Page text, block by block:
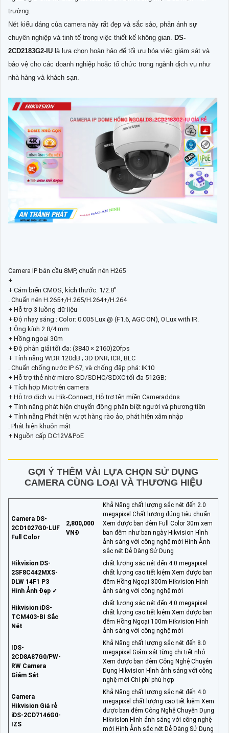
trường.
Nét kiểu dáng của camera này rất đẹp và sắc sảo, phản ánh sự
chuyên nghiệp và tinh tế trong việc thiết kế không gian. DS-
2CD2183G2-IU là lựa chọn hoàn hảo để tối ưu hóa việc giám sát và
bảo vệ cho các doanh nghiệp hoặc tổ chức trong ngành dịch vụ như
nhà hàng và khách sạn.
Camera IP bán cầu 8MP, chuẩn nén H265
+
+ Cảm biến CMOS, kích thước: 1/2.8"
. Chuẩn nén H.265+/H.265/H.264+/H.264
+ Hỗ trợ 3 luồng dữ liệu
+ Độ nhạy sáng : Color: 0.005 Lux @ (F1.6, AGC ON), 0 Lux with IR.
+ Ông kính 2.8/4 mm
+ Hồng ngoại 30m
+ Độ phân giải tối đa: (3840 × 2160)20fps
+ Tính năng WDR 120dB ; 3D DNR; ICR, BLC
. Chuẩn chống nước IP 67, và chống đập phá: IK10
+ Hỗ trợ thẻ nhớ micro SD/SDHC/SDXC tối đa 512GB;
+ Tích hợp Mic trên camera
+ Hỗ trợ dịch vụ Hik-Connect, Hỗ trợ tên miền Cameraddns
+ Tính năng phát hiện chuyển động phân biệt người và phương tiên
+ Tính năng Phát hiện vượt hàng rào ảo, phát hiện xâm nhập
. Phát hiện khuôn mặt
+ Nguồn cấp DC12V&PoE
GỢI Ý THÊM VÀI LỰA CHỌN SỬ DỤNG
CAMERA CÙNG LOẠI VÀ THƯƠNG HIỆU
Camera DS-
2CD1027G0-LUF
Full Color
2,800,000
VNĐ
Khả Năng chất lượng sắc nét đến 2.0
megapixel Chất lượng đúng tiêu chuẩn
Xem được ban đêm Full Color 30m xem
ban đêm như ban ngày Hikvision Hình
ảnh sáng với công nghệ mới Hình Ảnh
sắc nét Dễ Dàng Sử Dụng
Hikvision DS-
2SF8C442MXS-
DLW 14F1 P3
Hình Ảnh Đẹp ✓
chất lượng sắc nét đến 4.0 megapixel
chất lượng cao tiết kiệm Xem được ban
đêm Hồng Ngoại 300m Hikvision Hình
ảnh sáng với công nghệ mới
Hikvision iDS-
TCM403-BI Sắc
Nét
chất lượng sắc nét đến 4.0 megapixel
chất lượng cao tiết kiệm Xem được ban
đêm Hồng Ngoại 100m Hikvision Hình
ảnh sáng với công nghệ mới
IDS-
2CD8A87G0/PW-
RW Camera
Giám Sát
Khả Năng chất lượng sắc nét đến 8.0
megapixel Giám sát từng chi tiết nhỏ
Xem được ban đêm Công Nghệ Chuyên
Dụng Hikvision Hình ảnh sáng với công
nghệ mới Chi phí phù hợp
Camera
Hikvision Giá rẻ
iDS-2CD7146G0-
IZS
Khả Năng chất lượng sắc nét đến 4.0
megapixel chất lượng cao tiết kiệm Xem
được ban đêm Công Nghệ Chuyên Dụng
Hikvision Hình ảnh sáng với công nghệ
mới Hình Ảnh sắc nét Dễ Dàng Sử Dụng